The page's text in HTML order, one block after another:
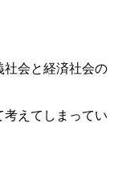
社会と経済社会の
考えてしまってい